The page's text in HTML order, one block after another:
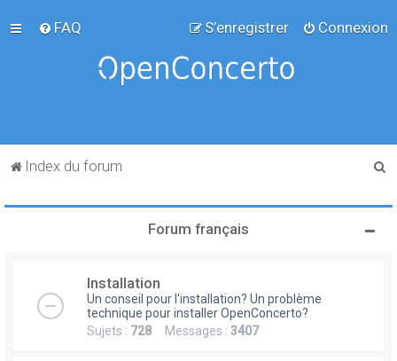
FAQ Connexion
S’enregistrer
Index du forum
Forum français
Installation
Un conseil pour l'installation? Un problème
technique pour installer OpenConcerto?
Sujets : 728 Messages : 3407